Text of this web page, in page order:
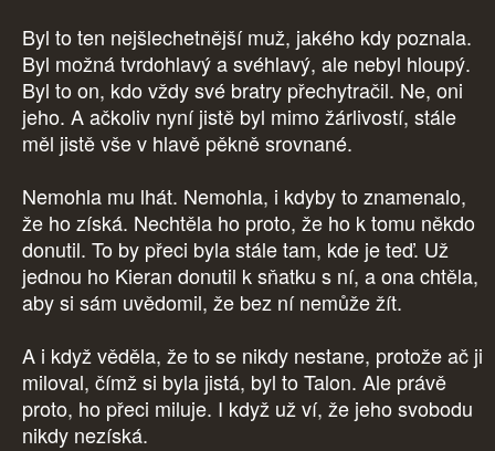
Byl to ten nejšlechetnější muž, jakého kdy poznala.
Byl možná tvrdohlavý a svéhlavý, ale nebyl hloupý.
Byl to on, kdo vždy své bratry přechytračil. Ne, oni
jeho. A ačkoliv nyní jistě byl mimo žárlivostí, stále
měl jistě vše v hlavě pěkně srovnané.
Nemohla mu lhát. Nemohla, i kdyby to znamenalo,
že ho získá. Nechtěla ho proto, že ho k tomu někdo
donutil. To by přeci byla stále tam, kde je teď. Už
jednou ho Kieran donutil k sňatku s ní, a ona chtěla,
aby si sám uvědomil, že bez ní nemůže žít.
A i když věděla, že to se nikdy nestane, protože ač ji
miloval, čímž si byla jistá, byl to Talon. Ale právě
proto, ho přeci miluje. I když už ví, že jeho svobodu
nikdy nezíská.